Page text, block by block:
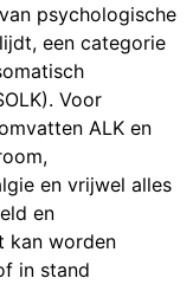
psychologische
een categorie
Voor
ALK en
en vrijwel alles
en
kan worden
in stand